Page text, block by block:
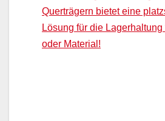
Querträgern bietet eine
Lösung für die Lagerhaltung
oder Material!